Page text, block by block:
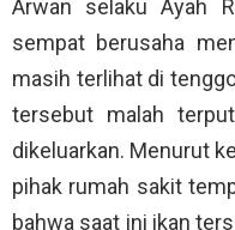
Arwan selaku Ayah
sempat berusaha
masih terlihat di
tersebut malah
dikeluarkan. Menurut
pihak rumah sakit
bahwa saat ini ikan